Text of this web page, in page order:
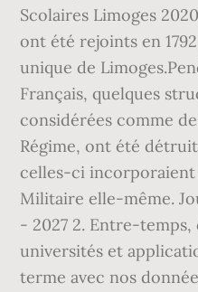
Scolaires Limoges
ont été rejoints en
unique de
Français, quelques
considérées comme
Régime, ont été
celles-ci incorporaient
Militaire elle-même.
- 2027 2. Entre-
universités et
terme avec nos